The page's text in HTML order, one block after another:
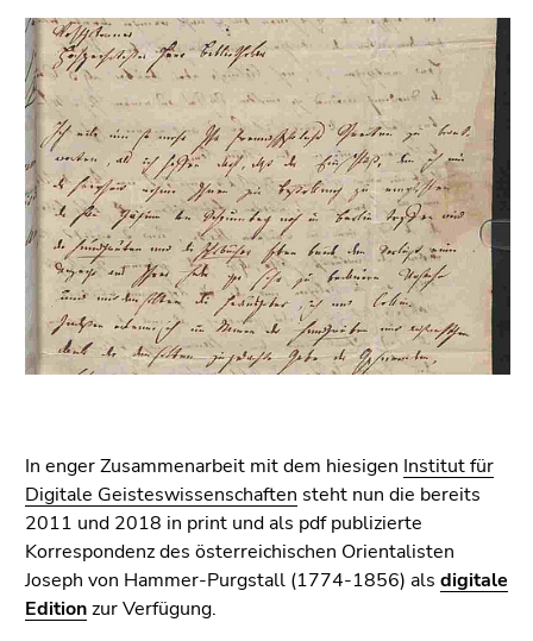
Sie diesen
Link.
Zum
Inhalt
(Zugriffstaste
1)
Zur
Positionsanzeige
(Zugriffstaste
2)
Zur
Hauptnavigation
den
Zusatzinformationen
(Zugriffstaste
Zu
den
In enger Zusammenarbeit mit dem hiesigen Institut für
Digitale Geisteswissenschaften steht nun die bereits
2011 und 2018 in print und als pdf publizierte
Korrespondenz des österreichischen Orientalisten
Joseph von Hammer-Purgstall (1774-1856) als digitale
Editionzur Verfügung.